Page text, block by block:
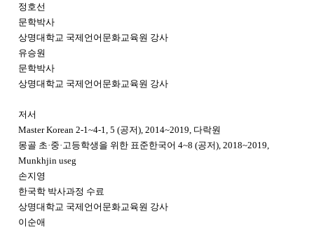
정호선
문학박사
상명대학교 국제언어문화교육원 강사
유승원
문학박사
상명대학교 국제언어문화교육원 강사
저서
Master Korean 2-1~4-1, 5 (공저), 2014~2019, 다락원
몽골 초·중·고등학생을 위한 표준한국어 4~8 (공저), 2018~2019,
Munkhjin useg
손지영
한국학 박사과정 수료
상명대학교 국제언어문화교육원 강사
이순애